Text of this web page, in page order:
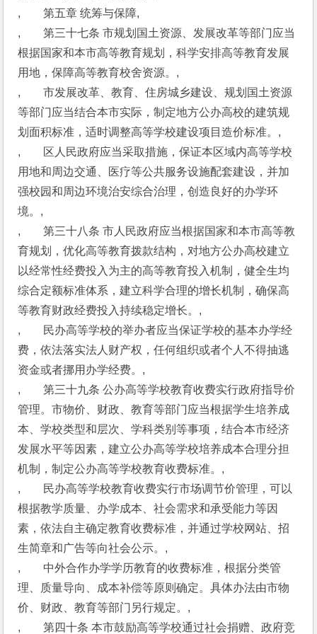
,　　第五章 统筹与保障,
,　　第三十七条 市规划国土资源、发展改革等部门应当
根据国家和本市高等教育规划，科学安排高等教育发展
用地，保障高等教育校舍资源。,
,　　市发展改革、教育、住房城乡建设、规划国土资源
等部门应当结合本市实际，制定地方公办高校的建筑规
划面积标准，适时调整高等学校建设项目造价标准。,
,　　区人民政府应当采取措施，保证本区域内高等学校
用地和周边交通、医疗等公共服务设施配套建设，并加
强校园和周边环境治安综合治理，创造良好的办学环
境。,
,　　第三十八条 市人民政府应当根据国家和本市高等教
育规划，优化高等教育拨款结构，对地方公办高校建立
以经常性经费投入为主的高等教育投入机制，健全生均
综合定额标准体系，建立科学合理的增长机制，确保高
等教育财政经费投入持续稳定增长。,
,　　民办高等学校的举办者应当保证学校的基本办学经
费，依法落实法人财产权，任何组织或者个人不得抽逃
资金或者挪用办学经费。,
,　　第三十九条 公办高等学校教育收费实行政府指导价
管理。市物价、财政、教育等部门应当根据学生培养成
本、学校类型和层次、学科类别等事项，结合本市经济
发展水平等因素，建立公办高等学校培养成本合理分担
机制，制定公办高等学校教育收费标准。,
,　　民办高等学校教育收费实行市场调节价管理，可以
根据教学质量、办学成本、社会需求和承受能力等因
素，依法自主确定教育收费标准，并通过学校网站、招
生简章和广告等向社会公示。,
,　　中外合作办学学历教育的收费标准，根据分类管
理、质量导向、成本补偿等原则确定。具体办法由市物
价、财政、教育等部门另行规定。,
,　　第四十条 本市鼓励高等学校通过社会捐赠、政府竞